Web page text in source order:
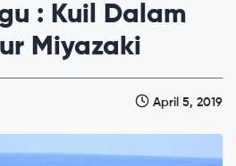
: Kuil Dalam
Miyazaki
April 5, 2019